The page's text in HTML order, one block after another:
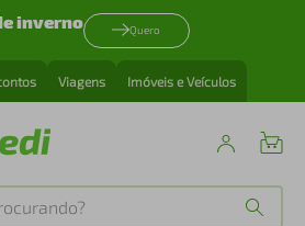
inverno Quero
Viagens Imóveis e Veículos